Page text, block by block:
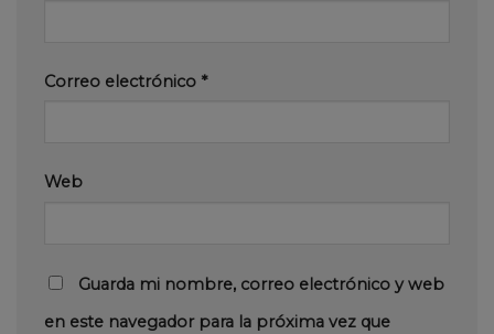
Correo electrónico *
Web
Guarda mi nombre, correo electrónico y web
en este navegador para la próxima vez que